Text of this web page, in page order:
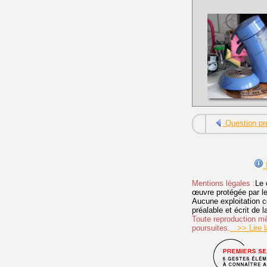
Question
Mentions légales : Le
œuvre protégée par
Aucune exploitation
préalable et écrit de
Toute reproduction
poursuites. >> Lire